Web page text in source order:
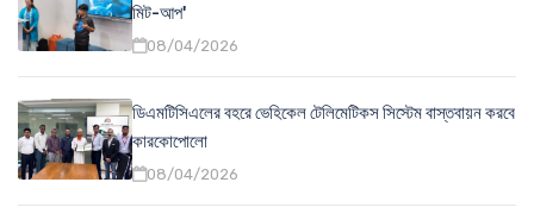
মিট-আপ'
08/04/2026
ডিএমটিসিএলের বহরে ভেহিকেল টেলিমেটিকস সিস্টেম বাস্তবায়ন করবে
কারকোপোলো
08/04/2026